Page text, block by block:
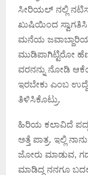
ಸೀರಿಯಲ್ ನಲ್ಲಿ
ಖುಷಿಯಿಂದ ಸ್ವಾಗತಿಸಿ
ಮನೆಯ
ಮುಡಿಪಾಗಿಟ್ಟಿರೋ
ವರನನ್ನು ನೋಡಿ
ಇರಬೇಕು ಎಂಬ
ತಿಳಿಸಿಕೊಟ್ರು.
ಹಿರಿಯ ಕಲಾವಿದೆ
ಅತ್ತೆ ಪಾತ್ರ. ಇಲ್ಲಿ
ಜೋರು ಮಾಡುವ,
ಮಾಡಿದ್ದ ನನಗೂ